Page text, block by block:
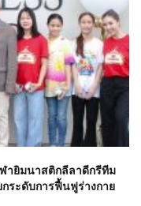
ายิมนาสติกลีลาดีกรีทีม
ระดับการฟื้นฟูร่างกาย